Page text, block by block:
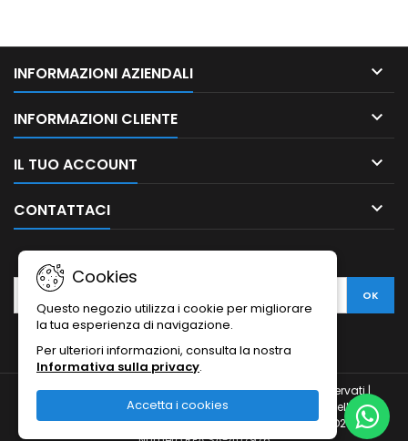
INFORMAZIONI AZIENDALI 
INFORMAZIONI CLIENTE 
IL TUO ACCOUNT 
CONTATTACI 
Cookies
Questo negozio utilizza i cookie per migliorare
la tua esperienza di navigazione.
Per ulteriori informazioni, consulta la nostra
Informativa sulla privacy.
Accetta i cookies
NEWSLETTER
© Copyright 2010-2026 Ristodesk : tutti i diritti sono riservati |
Ristodesk di Pasquale Di Carluccio | via Francesco Spinelli, 104 |
84088- Siano (SA) | P.IVA 04793260656 e C.F. DCRPQL78D21I720H |